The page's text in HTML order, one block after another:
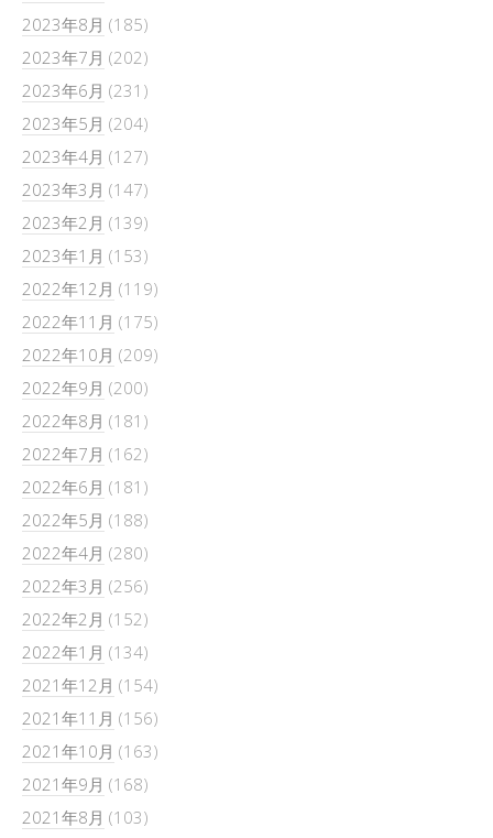
2023年8月 (185)
2023年7月 (202)
2023年6月 (231)
2023年5月 (204)
2023年4月 (127)
2023年3月 (147)
2023年2月 (139)
2023年1月 (153)
2022年12月 (119)
2022年11月 (175)
2022年10月 (209)
2022年9月 (200)
2022年8月 (181)
2022年7月 (162)
2022年6月 (181)
2022年5月 (188)
2022年4月 (280)
2022年3月 (256)
2022年2月 (152)
2022年1月 (134)
2021年12月 (154)
2021年11月 (156)
2021年10月 (163)
2021年9月 (168)
2021年8月 (103)